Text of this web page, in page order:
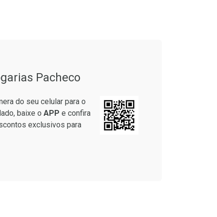
Pacheco
do seu celular para o
baixe o APP e confira
exclusivos para